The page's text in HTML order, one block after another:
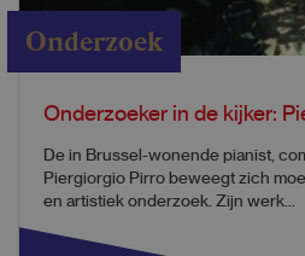
Onderzoek
Onderzoeker in de kijker:
De in Brussel-wonende pianist,
Piergiorgio Pirro beweegt zich
en artistiek onderzoek. Zijn werk...